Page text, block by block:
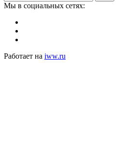
Мы в социальных сетях:
Работает на iww.ru